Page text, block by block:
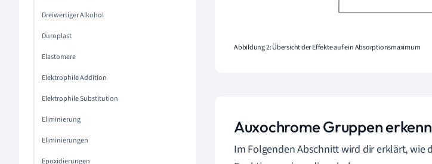
Dreiwertiger Alkohol
Duroplast
Elastomere
Elektrophile Addition
Elektrophile Substitution
Eliminierung
Eliminierungen
Epoxidierungen
Abbildung 2: Übersicht der Effekte auf ein Absorptionsmaximum
Auxochrome Gruppen
Im Folgenden Abschnitt wird dir erklärt, wie